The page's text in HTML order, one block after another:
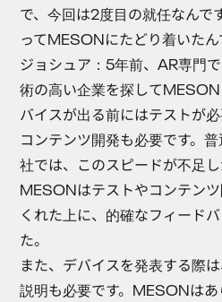
で、今回は2度目の就任なんで
ってMESONにたどり着いたん
ジョシュア ：5年前、AR専門
術の高い企業を探して
バイスが出る前にはテストが
コンテンツ開発も必要です。
社では、このスピードが不足し
MESONはテストやコンテン
くれた上に、的確なフィード
た。
また、デバイスを発表する際
説明も必要です。MESONは